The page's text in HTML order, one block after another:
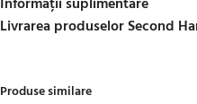
Livrarea produselor Second
Produse similare